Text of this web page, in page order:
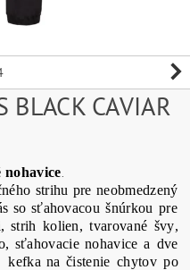
BLACK CAVIAR
nohavice.
strihu pre neobmedzený
so sťahovacou šnúrkou pre
strih kolien, tvarované švy,
, sťahovacie nohavice a dve
kefka na čistenie chytov po